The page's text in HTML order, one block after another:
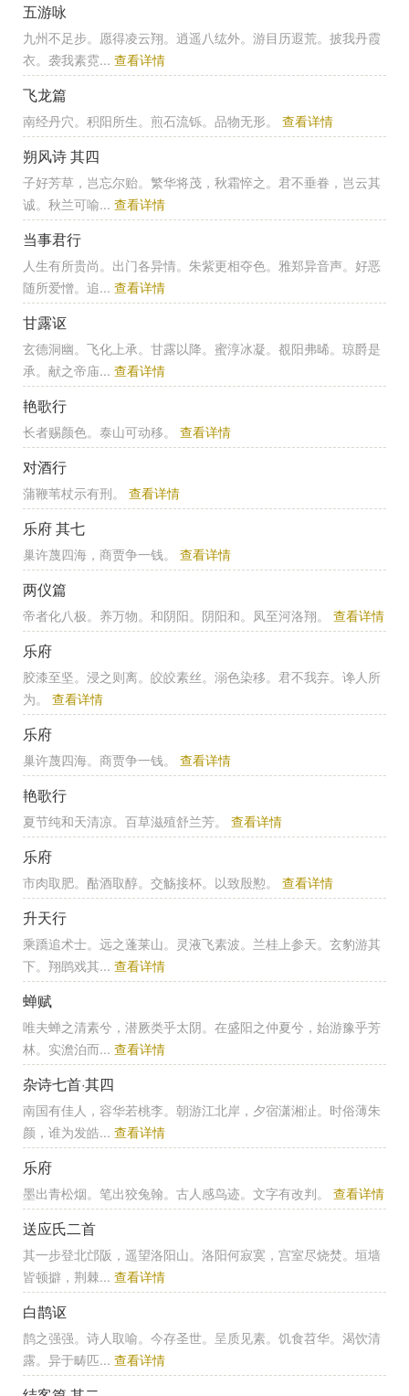
五游咏
九州不足步。愿得凌云翔。逍遥八纮外。游目历遐荒。披我丹霞
衣。袭我素霓... 查看详情
飞龙篇
南经丹穴。积阳所生。煎石流铄。品物无形。 查看详情
朔风诗 其四
子好芳草，岂忘尔贻。繁华将茂，秋霜悴之。君不垂眷，岂云其
诚。秋兰可喻... 查看详情
当事君行
人生有所贵尚。出门各异情。朱紫更相夺色。雅郑异音声。好恶
随所爱憎。追... 查看详情
甘露讴
玄德洞幽。飞化上承。甘露以降。蜜淳冰凝。覩阳弗晞。琼爵是
承。献之帝庙... 查看详情
艳歌行
长者赐颜色。泰山可动移。 查看详情
对酒行
蒲鞭苇杖示有刑。 查看详情
乐府 其七
巢许蔑四海，商贾争一钱。 查看详情
两仪篇
帝者化八极。养万物。和阴阳。阴阳和。凤至河洛翔。 查看详情
乐府
胶漆至坚。浸之则离。皎皎素丝。溺色染移。君不我弃。谗人所
为。 查看详情
乐府
巢许蔑四海。商贾争一钱。 查看详情
艳歌行
夏节纯和天清凉。百草滋殖舒兰芳。 查看详情
乐府
市肉取肥。酤酒取醇。交觞接杯。以致殷懃。 查看详情
升天行
乘蹻追术士。远之蓬莱山。灵液飞素波。兰桂上参天。玄豹游其
下。翔鹍戏其... 查看详情
蝉赋
唯夫蝉之清素兮，潜厥类乎太阴。在盛阳之仲夏兮，始游豫乎芳
林。实澹泊而... 查看详情
杂诗七首·其四
南国有佳人，容华若桃李。朝游江北岸，夕宿潇湘沚。时俗薄朱
颜，谁为发皓... 查看详情
乐府
墨出青松烟。笔出狡兔翰。古人感鸟迹。文字有改判。 查看详情
送应氏二首
其一步登北邙阪，遥望洛阳山。洛阳何寂寞，宫室尽烧焚。垣墙
皆顿擗，荆棘... 查看详情
白鹊讴
鹊之强强。诗人取喻。今存圣世。呈质见素。饥食苕华。渴饮清
露。异于畴匹... 查看详情